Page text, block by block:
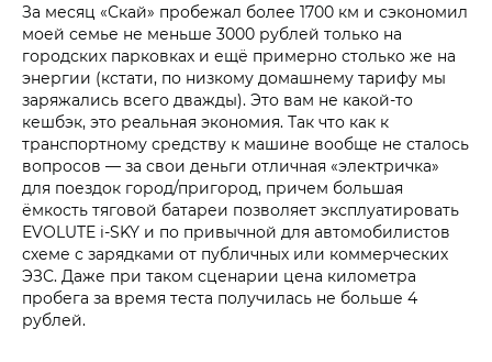
За месяц «Скай» пробежал более 1700 км и сэкономил
моей семье не меньше 3000 рублей только на
городских парковках и ещё примерно столько же на
энергии (кстати, по низкому домашнему тарифу мы
заряжались всего дважды). Это вам не какой-то
кешбэк, это реальная экономия. Так что как к
транспортному средству к машине вообще не сталось
вопросов — за свои деньги отличная «электричка»
для поездок город/пригород, причем большая
ёмкость тяговой батареи позволяет эксплуатировать
EVOLUTE i‑SKY и по привычной для автомобилистов
схеме с зарядками от публичных или коммерческих
ЭЗС. Даже при таком сценарии цена километра
пробега за время теста получилась не больше 4
рублей.